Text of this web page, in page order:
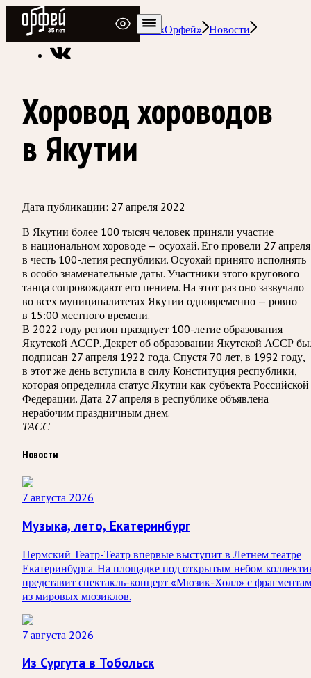
Радио Орфей
Радио классической музыки «Орфей» Новости
Хоровод хороводов
в Якутии
Дата публикации: 27 апреля 2022
В Якутии более 100 тысяч человек приняли участие
в национальном хороводе — осуохай. Его провели 27 апреля
в честь 100-летия республики. Осуохай принято исполнять
в особо знаменательные даты. Участники этого кругового
танца сопровождают его пением. На этот раз оно зазвучало
во всех муниципалитетах Якутии одновременно — ровно
в 15:00 местного времени.
В 2022 году регион празднует 100-летие образования
Якутской АССР. Декрет об образовании Якутской АССР
подписан 27 апреля 1922 года. Спустя 70 лет, в 1992 году,
в этот же день вступила в силу Конституция республики,
которая определила статус Якутии как субъекта Российской
Федерации. Дата 27 апреля в республике объявлена
нерабочим праздничным днем.
ТАСС
Новости
7 августа 2026
Музыка, лето, Екатеринбург
Пермский Театр-Театр впервые выступит в Летнем театре
Екатеринбурга. На площадке под открытым небом
представит спектакль-концерт «Мюзик-Холл» с
из мировых мюзиклов.
7 августа 2026
Из Сургута в Тобольск